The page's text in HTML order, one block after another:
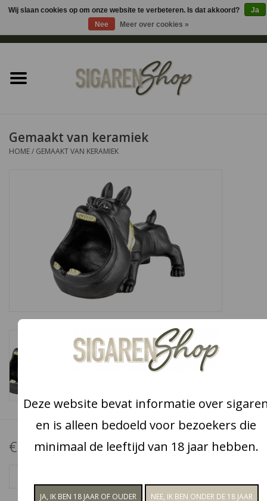
Sigaren accessoires
Aanbiedingen
Koffie en thee
Blog
Gemaakt van keramiek
HOME/ GEMAAKT VAN KERAMIEK
€19,95
-
Wij slaan cookies op om onze website te verbeteren. Is dat akkoord?
Ja
Nee
Meer over cookies »
Deze website bevat informatie over
en is alleen bedoeld voor bezoekers die
minimaal de leeftijd van 18 jaar hebben.